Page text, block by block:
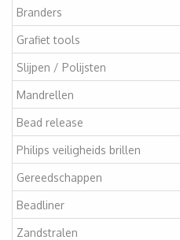
Branders
Grafiet tools
Slijpen / Polijsten
Mandrellen
Bead release
Philips veiligheids brillen
Gereedschappen
Beadliner
Zandstralen